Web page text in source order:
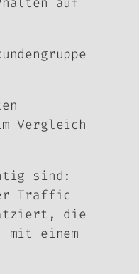
Vergleich
sind:
Traffic
die
mit einem